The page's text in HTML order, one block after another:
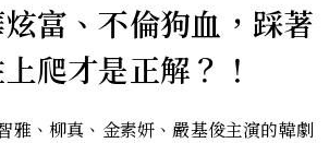
富、不倫狗血，踩著
爬才是正解？！
雅、柳真、金素妍、嚴基俊主演的韓劇